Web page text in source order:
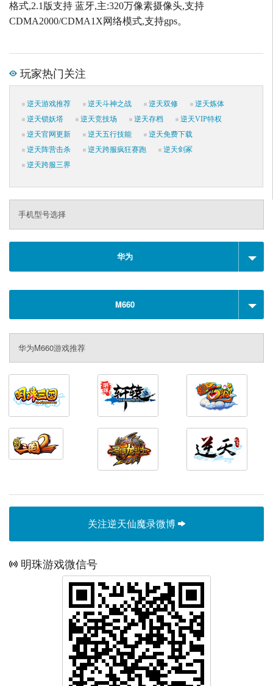
格式,2.1版支持 蓝牙,主:320万像素摄像头,支持
CDMA2000/CDMA1X网络模式,支持gps。
玩家热门关注
逆天游戏推荐 逆天斗神之战 逆天双修
逆天炼体
逆天锁妖塔
逆天竞技场 逆天存档
逆天VIP特权
逆天官网更新
逆天五行技能
逆天免费下载
逆天阵营击杀
逆天跨服疯狂赛跑
逆天剑冢
逆天跨服三界
手机型号选择
华为
M660
华为M660游戏推荐
关注逆天仙魔录微博
明珠游戏微信号